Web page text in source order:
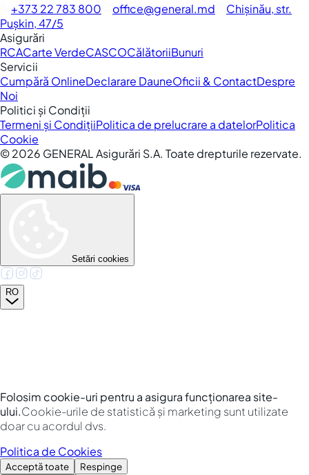
+373 22 783 800 office general.md
Chișinău, str.
Pușkin, 47/5
Asigurări
RCACarte VerdeCASCOCălătoriiBunuri
Servicii
Cumpără OnlineDeclarare DauneOficii & ContactDespre
Noi
Politici și Condiții
Termeni și CondițiiPolitica de prelucrare a datelorPolitica
Cookie
©2026 GENERAL Asigurări S.A. Toate drepturile rezervate.
Setări cookies
RO
Folosim cookie-uri pentru a asigura funcționarea site-
ului.Cookie-urile de statistică și marketing sunt utilizate
doar cu acordul dvs.
Politica de Cookies
Acceptă toate
Respinge